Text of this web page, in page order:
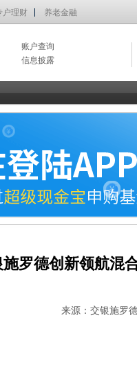
户理财 养老金融
账户查询
信息披露
罗德创新领航混
来源：交银施罗